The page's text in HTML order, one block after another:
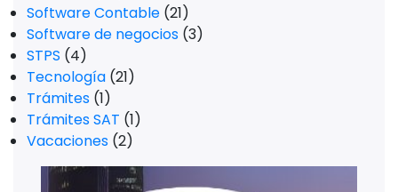
Software Contable (21)
Software de negocios (3)
STPS (4)
Tecnología (21)
Trámites (1)
Trámites SAT (1)
Vacaciones (2)